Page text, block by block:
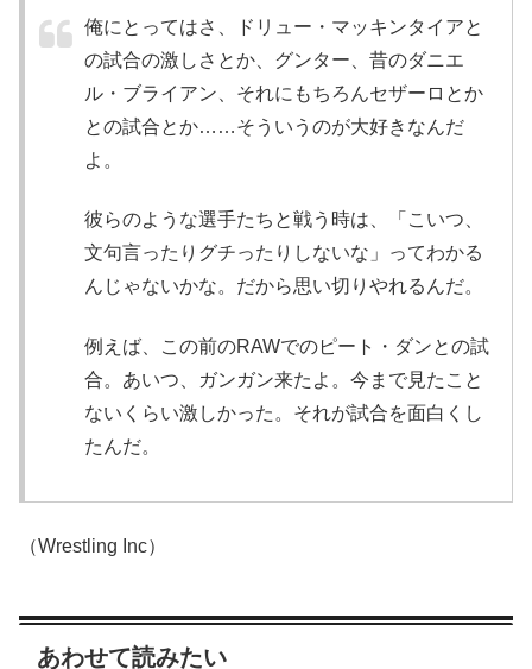
俺にとってはさ、ドリュー・マッキンタイアと
の試合の激しさとか、グンター、昔のダニエ
ル・ブライアン、それにもちろんセザーロとか
との試合とか……そういうのが大好きなんだ
よ。
彼らのような選手たちと戦う時は、「こいつ、
文句言ったりグチったりしないな」ってわかる
んじゃないかな。だから思い切りやれるんだ。
例えば、この前のRAWでのピート・ダンとの試
合。あいつ、ガンガン来たよ。今まで見たこと
ないくらい激しかった。それが試合を面白くし
たんだ。
（Wrestling Inc）
あわせて読みたい